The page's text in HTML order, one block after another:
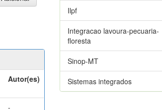
Autor(es)
-
Ilpf
Integracao lavoura-pecuaria-
floresta
Sinop-MT
Sistemas integrados